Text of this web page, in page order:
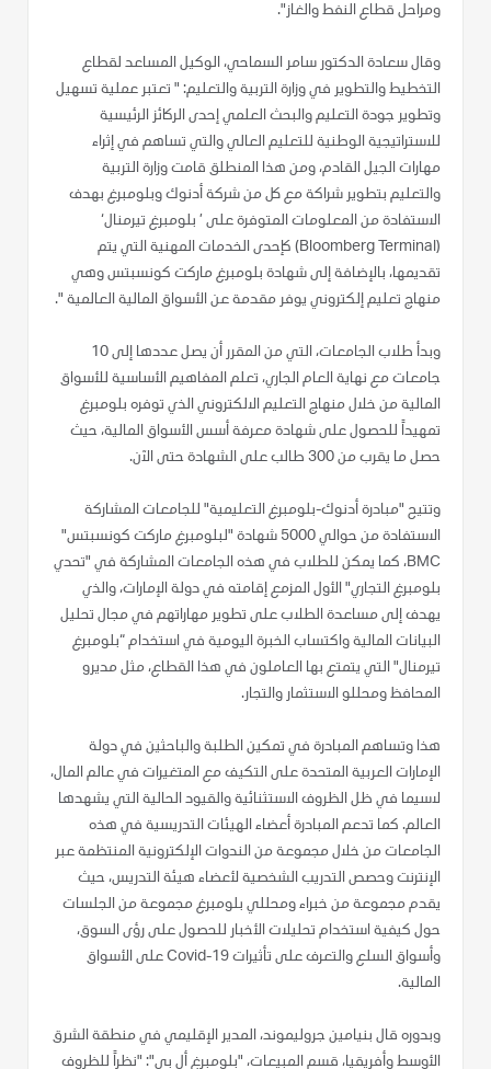
ومراحل قطاع النفط والغاز".
وقال سعادة الدكتور سامر السماحي، الوكيل المساعد لقطاع
التخطيط والتطوير في وزارة التربية والتعليم: " تعتبر عملية تسهيل
وتطوير جودة التعليم والبحث العلمي إحدى الركائز الرئيسية
للاستراتيجية الوطنية للتعليم العالي والتي تساهم في إثراء
مهارات الجيل القادم، ومن هذا المنطلق قامت وزارة التربية
والتعليم بتطوير شراكة مع كل من شركة أدنوك وبلومبرغ بهدف
الاستفادة من المعلومات المتوفرة على ’ بلومبرغ تيرمنال‘
(Bloomberg Terminal) كإحدى الخدمات المهنية التي يتم
تقديمها، بالإضافة إلى شهادة بلومبرغ ماركت كونسبتس وهي
منهاج تعليم إلكتروني يوفر مقدمة عن الأسواق المالية العالمية ".
وبدأ طلاب الجامعات، التي من المقرر أن يصل عددها إلى 10
جامعات مع نهاية العام الجاري، تعلم المفاهيم الأساسية للأسواق
المالية من خلال منهاج التعليم الالكتروني الذي توفره بلومبرغ
تمهيداً للحصول على شهادة معرفة أسس الأسواق المالية، حيث
حصل ما يقرب من 300 طالب على الشهادة حتى الآن.
وتتيح "مبادرة أدنوك-بلومبرغ التعليمية" للجامعات المشاركة
الاستفادة من حوالي 5000 شهادة "لبلومبرغ ماركت كونسبتس"
BMC، كما يمكن للطلاب في هذه الجامعات المشاركة في "تحدي
بلومبرغ التجاري" الأول المزمع إقامته في دولة الإمارات، والذي
يهدف إلى مساعدة الطلاب على تطوير مهاراتهم في مجال تحليل
البيانات المالية واكتساب الخبرة اليومية في استخدام “بلومبرغ
تيرمنال" التي يتمتع بها العاملون في هذا القطاع، مثل مديرو
المحافظ ومحللو الاستثمار والتجار.
هذا وتساهم المبادرة في تمكين الطلبة والباحثين في دولة
الإمارات العربية المتحدة على التكيف مع المتغيرات في عالم المال،
لاسيما في ظل الظروف الاستثنائية والقيود الحالية التي يشهدها
العالم. كما تدعم المبادرة أعضاء الهيئات التدريسية في هذه
الجامعات من خلال مجموعة من الندوات الإلكترونية المنتظمة عبر
الإنترنت وحصص التدريب الشخصية لأعضاء هيئة التدريس، حيث
يقدم مجموعة من خبراء ومحللي بلومبرغ مجموعة من الجلسات
حول كيفية استخدام تحليلات الأخبار للحصول على رؤى السوق،
وأسواق السلع والتعرف على تأثيرات Covid-19 على الأسواق
المالية.
وبدوره قال بنيامين جروليموند، المدير الإقليمي في منطقة الشرق
الأوسط وأفريقيا، قسم المبيعات، "بلومبرغ أل بي": "نظراً للظروف